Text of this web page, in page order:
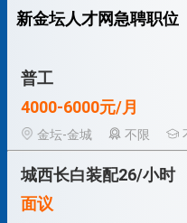
新金坛人才网急聘职位
普工
4000-6000元/月
金坛-金城
不限
城西长白装配26/小时
面议